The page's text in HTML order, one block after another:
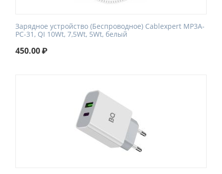
Зарядное устройство (Беспроводное) Cablexpert MP3A-
PC-31, QI 10Wt, 7,5Wt, 5Wt, белый
450.00₽